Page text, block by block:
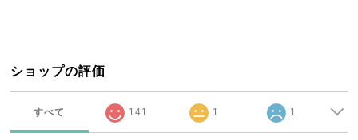
ショップの評価
すべて 141 1 1